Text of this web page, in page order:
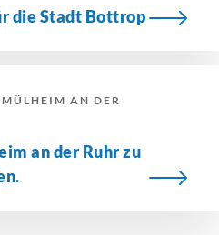
die Stadt Bottrop
AN DER
an der Ruhr zu